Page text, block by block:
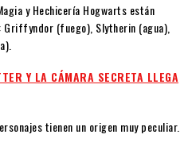
y Hechicería Hogwarts están
(fuego), Slytherin (agua),
Y LA CÁMARA SECRETA LLEGA
tienen un origen muy peculiar.